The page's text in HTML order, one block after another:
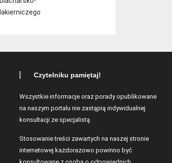
Czytelniku pamiętaj!
Wszystkie informacje oraz porady opublikowane
na naszym portalu nie zastąpią indywidualnej
konsultacji ze specjalistą.
Stosowanie treści zawartych na naszej stronie
internetowej każdorazowo powinno być